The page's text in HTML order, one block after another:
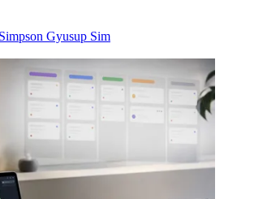
Simpson Gyusup Sim